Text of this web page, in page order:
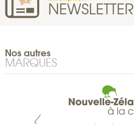
NEWSLETTER
Nos autres
MARQUES